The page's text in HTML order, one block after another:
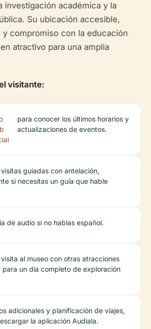
investigación académica y la
Su ubicación accesible,
y compromiso con la educación
atractivo para una amplia
visitante:
para conocer los últimos horarios y
actualizaciones de eventos.
visitas guiadas con antelación,
si necesitas un guía que hable
de audio si no hablas español.
al museo con otras atracciones
para un día completo de exploración
adicionales y planificación de viajes,
la aplicación Audiala.